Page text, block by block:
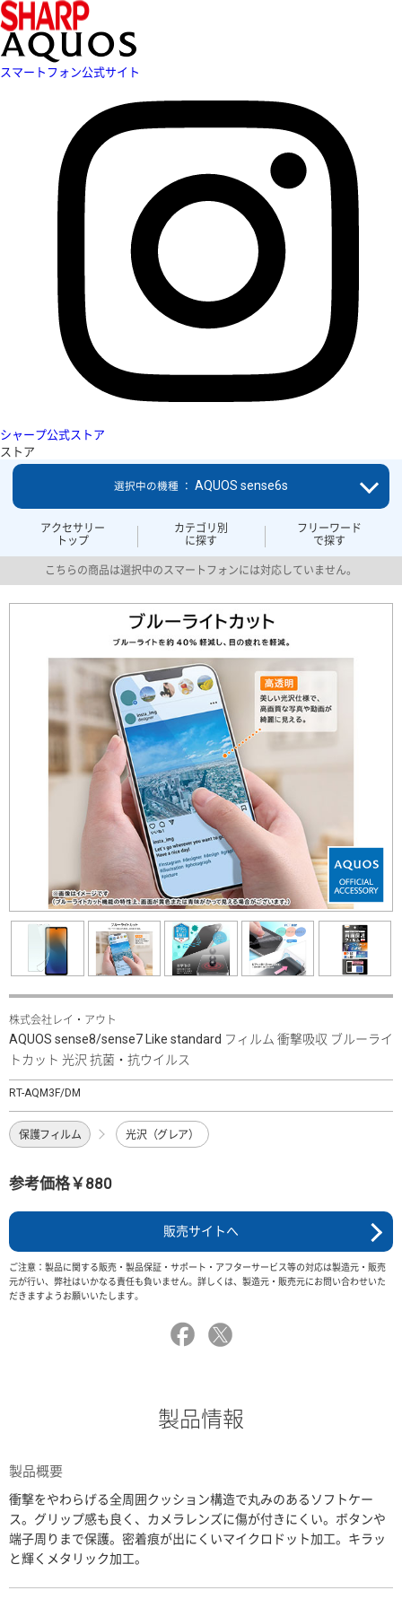
スマートフォン公式サイト
シャープ公式ストア
ストア
アクセサリー
トップ
カテゴリ別
に探す
フリーワード
で探す
選択中の機種 ： AQUOS sense6s
こちらの商品は選択中のスマートフォンには対応していません。
株式会社レイ・アウト
AQUOS sense8/sense7 Like standard フィルム 衝撃吸収 ブルーライ
トカット 光沢 抗菌・抗ウイルス
RT-AQM3F/DM
保護フィルム 光沢（グレア）
参考価格￥880
販売サイトへ
ご注意：製品に関する販売・製品保証・サポート・アフターサービス等の対応は製造元・販売
元が行い、弊社はいかなる責任も負いません。詳しくは、製造元・販売元にお問い合わせいた
だきますようお願いいたします。
製品情報
製品概要
衝撃をやわらげる全周囲クッション構造で丸みのあるソフトケー
ス。グリップ感も良く、カメラレンズに傷が付きにくい。ボタンや
端子周りまで保護。密着痕が出にくいマイクロドット加工。キラッ
と輝くメタリック加工。